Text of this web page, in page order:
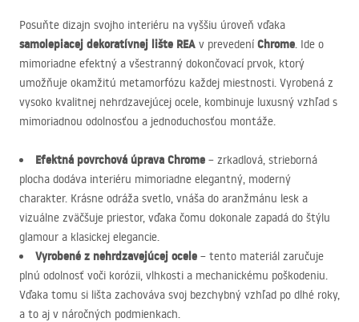
Posuňte dizajn svojho interiéru na vyššiu úroveň vďaka
samolepiacej dekoratívnej lište REA v prevedení Chrome. Ide o
mimoriadne efektný a všestranný dokončovací prvok, ktorý
umožňuje okamžitú metamorfózu každej miestnosti. Vyrobená z
vysoko kvalitnej nehrdzavejúcej ocele, kombinuje luxusný vzhľad s
mimoriadnou odolnosťou a jednoduchosťou montáže.
Efektná povrchová úprava Chrome – zrkadlová, strieborná
plocha dodáva interiéru mimoriadne elegantný, moderný
charakter. Krásne odráža svetlo, vnáša do aranžmánu lesk a
vizuálne zväčšuje priestor, vďaka čomu dokonale zapadá do štýlu
glamour a klasickej elegancie.
Vyrobené z nehrdzavejúcej ocele – tento materiál zaručuje
plnú odolnosť voči korózii, vlhkosti a mechanickému poškodeniu.
Vďaka tomu si lišta zachováva svoj bezchybný vzhľad po dlhé roky,
a to aj v náročných podmienkach.